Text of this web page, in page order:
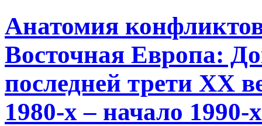
Анатомия
Восточная Европа:
последней трети XX
1980-х – начало 1990-